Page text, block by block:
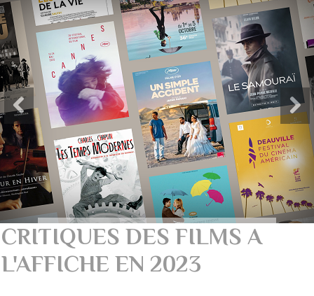
CRITIQUES DES FILMS A
L'AFFICHE EN 2023